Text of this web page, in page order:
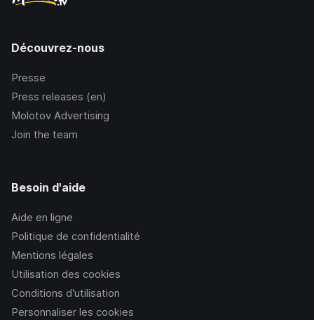
Découvrez-nous
Presse
Press releases (en)
Molotov Advertising
Join the team
Besoin d'aide
Aide en ligne
Politique de confidentialité
Mentions légales
Utilisation des cookies
Conditions d’utilisation
Personnaliser les cookies